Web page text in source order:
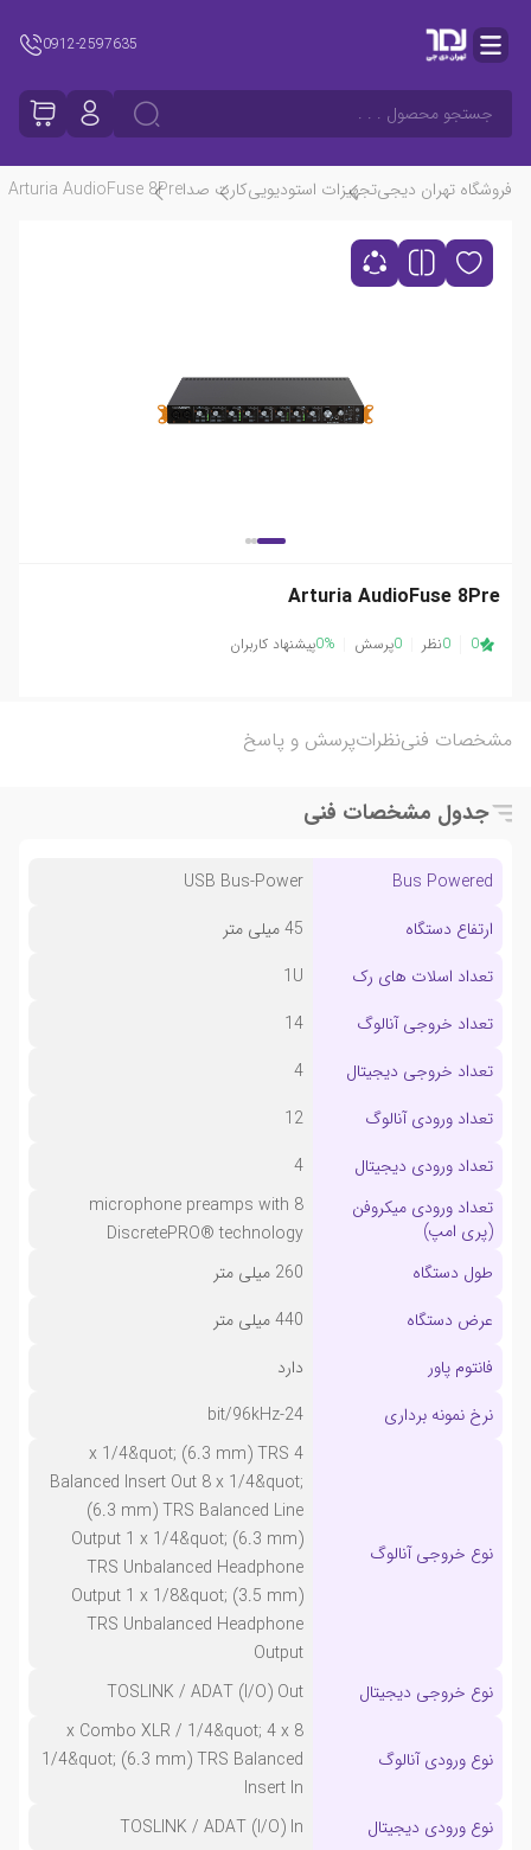
0912-2597635
جستجو محصول . . .
فروشگاه تهران دیجیتجهیزات استودیوییکارت صداArturia AudioFuse 8Pre
Arturia AudioFuse 8Pre
0
0نظر 0پرسش 0%پیشنهاد کاربران
مشخصات فنینظراتپرسش و پاسخ
جدول مشخصات فنی
Bus Powered
USB Bus-Power
ارتفاع دستگاه
45 میلی متر
تعداد اسلات های رک
1U
تعداد خروجی آنالوگ
14
تعداد خروجی دیجیتال
4
تعداد ورودی آنالوگ
12
تعداد ورودی دیجیتال
4
تعداد ورودی میکروفن
(پری امپ)
8 microphone preamps with
DiscretePRO® technology
طول دستگاه
260 میلی متر
عرض دستگاه
440 میلی متر
فانتوم پاور
دارد
نرخ نمونه برداری
24-bit/96kHz
نوع خروجی آنالوگ
4 x 1/4&quot; (6.3 mm) TRS
Balanced Insert Out 8 x 1/4&quot;
(6.3 mm) TRS Balanced Line
Output 1 x 1/4&quot; (6.3 mm)
TRS Unbalanced Headphone
Output 1 x 1/8&quot; (3.5 mm)
TRS Unbalanced Headphone
Output
نوع خروجی دیجیتال
TOSLINK / ADAT (I/O) Out
نوع ورودی آنالوگ
8 x Combo XLR / 1/4&quot; 4 x
1/4&quot; (6.3 mm) TRS Balanced
Insert In
نوع ورودی دیجیتال
TOSLINK / ADAT (I/O) In